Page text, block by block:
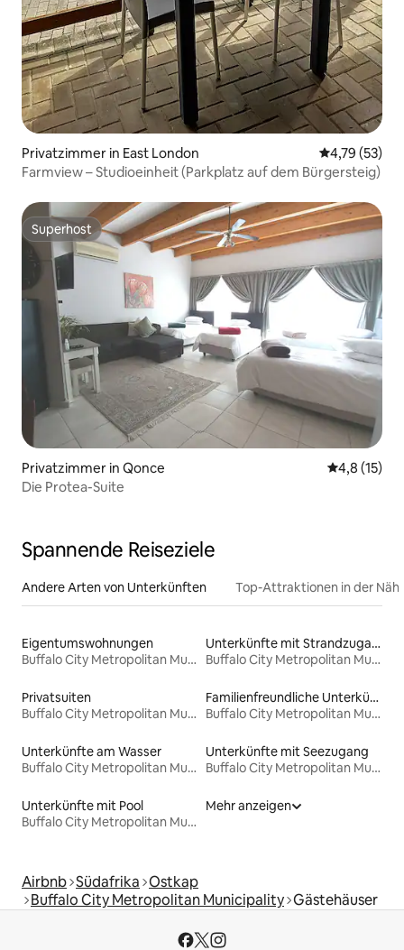
Privatzimmer in East London
4,79 (53)
Farmview – Studioeinheit (Parkplatz auf dem Bürgersteig)
Superhost
Superhost
Privatzimmer in Qonce
4,8 (15)
Die Protea-Suite
Spannende Reiseziele
Andere Arten von Unterkünften Top-Attraktionen in der
Eigentumswohnungen
Buffalo City Metropolitan Municipality
Unterkünfte mit Strandzugang
Buffalo City Metropolitan Municipality
Privatsuiten
Buffalo City Metropolitan Municipality
Familienfreundliche Unterkünfte
Buffalo City Metropolitan Municipality
Unterkünfte am Wasser
Buffalo City Metropolitan Municipality
Unterkünfte mit Seezugang
Buffalo City Metropolitan Municipality
Unterkünfte mit Pool
Buffalo City Metropolitan Municipality
Mehr anzeigen
Airbnb Südafrika Ostkap
Buffalo City Metropolitan Municipality Gästehäuser